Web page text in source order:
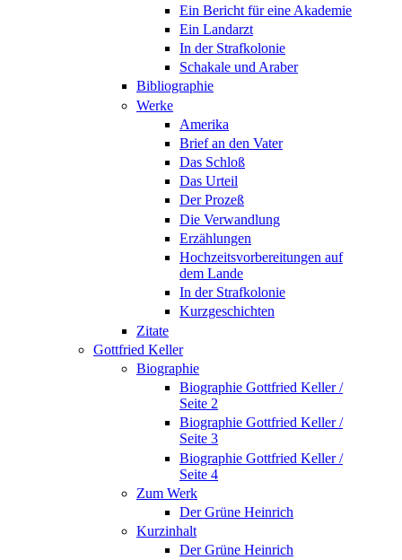
Ein Bericht für eine Akademie
Ein Landarzt
In der Strafkolonie
Schakale und Araber
Bibliographie
Werke
Amerika
Brief an den Vater
Das Schloß
Das Urteil
Der Prozeß
Die Verwandlung
Erzählungen
Hochzeitsvorbereitungen auf
dem Lande
In der Strafkolonie
Kurzgeschichten
Zitate
Gottfried Keller
Biographie
Biographie Gottfried Keller /
Seite 2
Biographie Gottfried Keller /
Seite 3
Biographie Gottfried Keller /
Seite 4
Zum Werk
Der Grüne Heinrich
Kurzinhalt
Der Grüne Heinrich